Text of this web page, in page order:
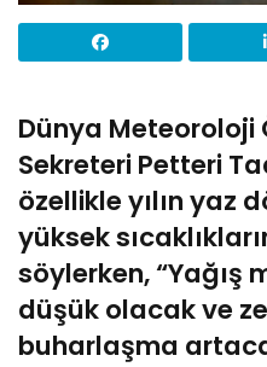
Dünya Meteoroloji
Sekreteri Petteri
özellikle yılın yaz
yüksek
söylerken, “Yağış
düşük olacak ve
buharlaşma